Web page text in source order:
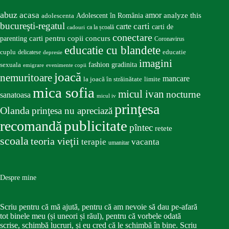
abuz acasa adolescenta Adolescent în România amor analyze this
bucureşti-regatul cadouri ca la școală carte carti carti de
parenting carti pentru copii concurs conectare Coronavirus
cuplu delicatese depresie educatie cu blandete educatie
sexuala emigrare evenimente copii fashion gradinita imagini
nemuritoare joacă la joacă în străinătate limite mancare
sanatoasa mica sofia micul iv micul ivan nocturne
Olandaprinţesa nu apreciazăprinţesa
recomandăpublicitate pîntec retete
scoalateoria vieţii terapie umanitar vacanta
Despre mine
Scriu pentru că mă ajută, pentru că am nevoie să dau pe-afară
tot binele meu (și uneori și răul), pentru că vorbele odată
scrise, schimbă lucruri, și eu cred că le schimbă în bine. Scriu